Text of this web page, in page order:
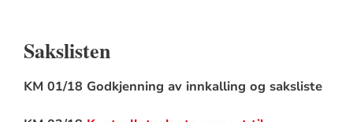
Sakslisten
KM 01/18 Godkjenning av innkalling og saksliste